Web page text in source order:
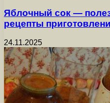
Яблочный сок —
рецепты
24.11.2025